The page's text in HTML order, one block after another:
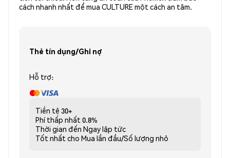
cách nhanh nhất để mua CULTURE một cách an tâm.
Thẻ tín dụng/Ghi nợ
Hỗ trợ:
Tiền tệ 30+
Phí thấp nhất 0.8%
Thời gian đến Ngay lập tức
Tốt nhất cho Mua lần đầu/Số lượng nhỏ